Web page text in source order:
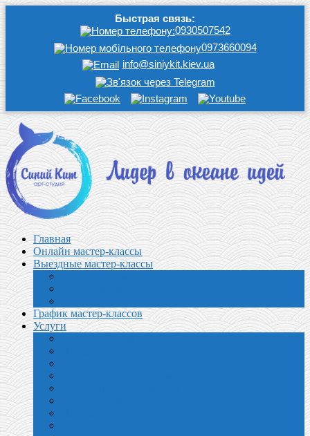
Быстрая связь:
0930507542
0973660094
info@siniykit.kiev.ua
Главная
Онлайн мастер-классы
Выездные мастер-классы
График мастер-классов
Услуги